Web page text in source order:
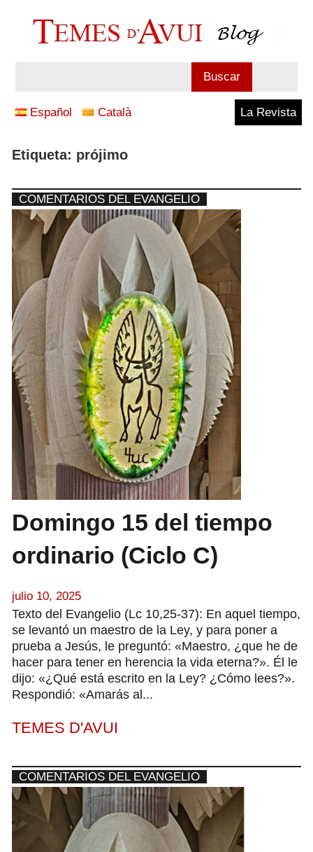
Temes
Buscar
Español Català La Revista
Etiqueta: prójimo
COMENTARIOS DEL EVANGELIO
Domingo 15 del tiempo
ordinario (Ciclo C)
julio 10, 2025
Texto del Evangelio (Lc 10,25-37): En aquel tiempo,
se levantó un maestro de la Ley, y para poner a
prueba a Jesús, le preguntó: «Maestro, ¿que he de
hacer para tener en herencia la vida eterna?». Él le
dijo: «¿Qué está escrito en la Ley? ¿Cómo lees?».
Respondió: «Amarás al...
TEMES D'AVUI
COMENTARIOS DEL EVANGELIO